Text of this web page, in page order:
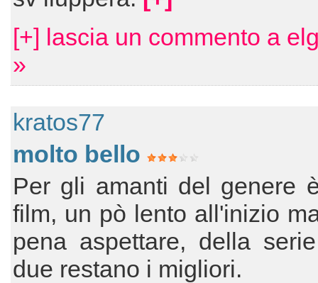
[+] lascia un commento a
»
kratos77
molto bello
Per gli amanti del genere
film, un pò lento all'inizio
pena aspettare, della
due restano i migliori.